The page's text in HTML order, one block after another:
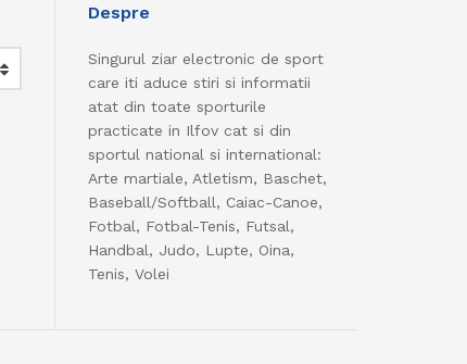
Despre
Singurul ziar electronic de sport
care iti aduce stiri si informatii
atat din toate sporturile
practicate in Ilfov cat si din
sportul national si international:
Arte martiale, Atletism, Baschet,
Baseball/Softball, Caiac-Canoe,
Fotbal, Fotbal-Tenis, Futsal,
Handbal, Judo, Lupte, Oina,
Tenis, Volei